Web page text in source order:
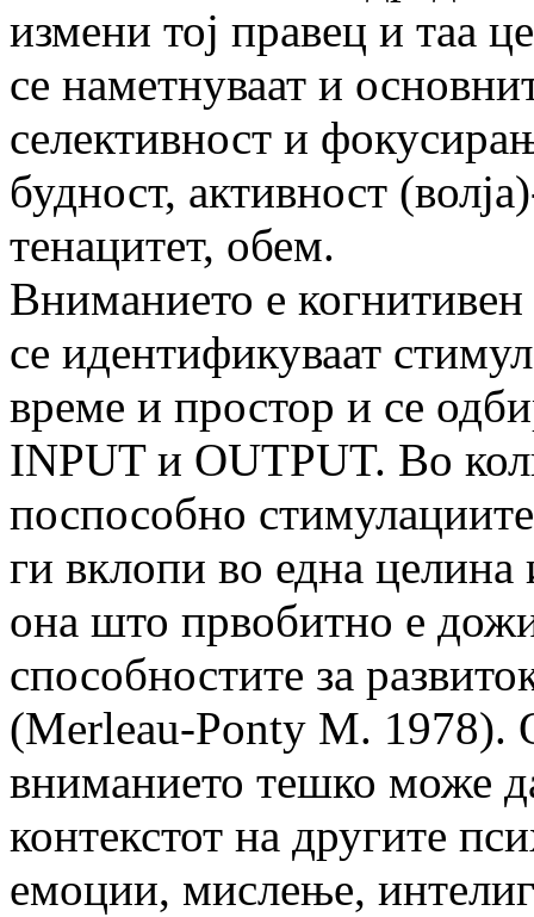
измени тој правец и таа
се наметнуваат и
селективност и
будност, активност
тенацитет, обем.
Вниманието е
се идентификуваат
време и простор и се
INPUT и OUTPUT. Во
поспособно
ги вклопи во една
она што првобитно е
способностите за
(Merleau-Ponty M. 1978).
вниманието тешко може
контекстот на другите
емоции, мислење,